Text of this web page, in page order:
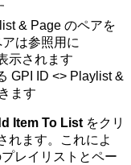
& Page のペアを
は参照用に
示されます
GPI ID <> Playlist &
ます
Item To List をクリ
れます。これによ
レイリストとペー